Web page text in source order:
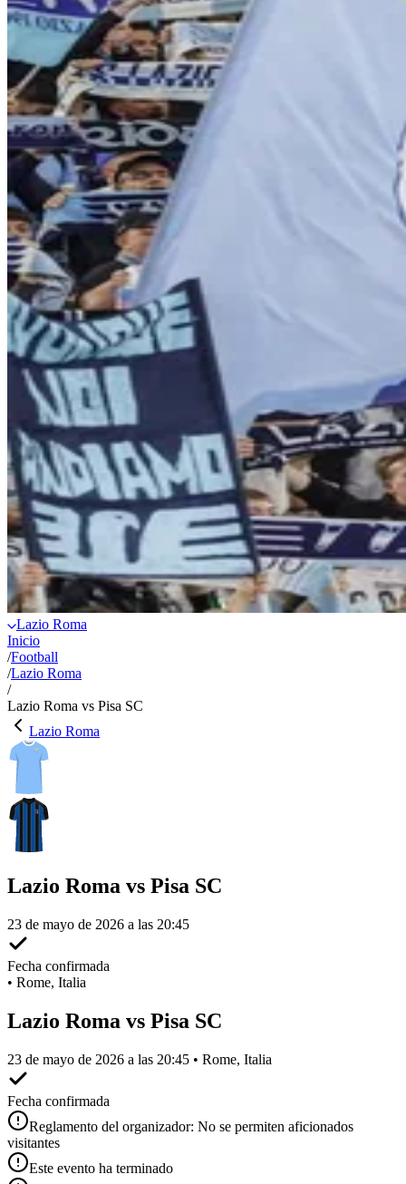
Lazio Roma
Inicio
/Football
/Lazio Roma
/
Lazio Roma vs Pisa SC
Lazio Roma
Lazio Roma vs Pisa SC
23 de mayo de 2026 a las 20:45
Fecha confirmada
• Rome, Italia
Lazio Roma vs Pisa SC
23 de mayo de 2026 a las 20:45 • Rome, Italia
Fecha confirmada
Reglamento del organizador: No se permiten aficionados
visitantes
Este evento ha terminado